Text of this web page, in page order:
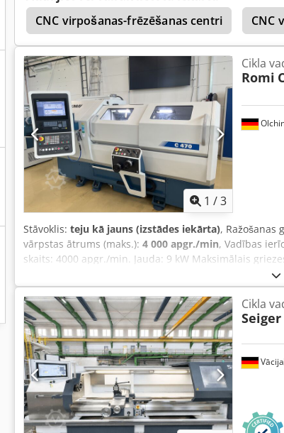
sistēma FAGOR 8055-i A TC ar TFT krāsu displeju •
darbarīku tornis ar programmējamu maiņu, piedziņa
mm Dcsdpfx Aol D Rddsktjk • Pilnībā slēgta
Dzesēšanas šķidruma sistēma • Vadības skapja
Apgaismojums • Atbilst CE prasībām Siegfried Volz
44143 Dortmund - Wambel / Vācija
CNC virpošanas-frēzēšanas centri
CNC
1 /3
Cikla
Romi
Stāvoklis: teju kā jauns (izstādes iekārta), Ražošanas
vārpstas ātrums (maks.): 4 000 apgr./min, Vadības
skaits: 4000 apgr./min. Jauda: 9 kW Maksimālais
Vārpstas caurums: 53 mm Vārpstas konuss: A2-5''
no centra līdz galdam: 240 mm Maksimālais virpas
slīdvirsmas: 200 mm Maksimālais diametrs virs slīdes
gājiens: 220 mm Instrumentu sistēma Revolvergalva:
Tehnoloģija: vilkts Centrējošs konuss: MK-4
Diametra diapazons: 12 mm – 50 mm Aprīkojums
šķidruma padeve: dzesēšanas šķidruma sūknis, 7 bāri
dzesēšanu Spīļķelis: SMW ķīļa tipa spīļķelis (D = 210
žokļu Dsdpfxozrghvo Aktsck Uzstādīšanas laukums
Vācija
Cikla
Seiger